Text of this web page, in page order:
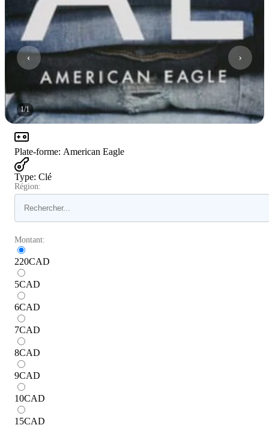
1/1
Plate-forme: American Eagle
Type: Clé
Région:
Montant:
220CAD
5CAD
6CAD
7CAD
8CAD
9CAD
10CAD
15CAD